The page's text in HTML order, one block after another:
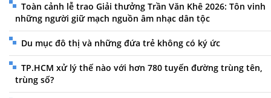
Toàn cảnh lễ trao Giải thưởng Trần Văn Khê 2026: Tôn vinh
những người giữ mạch nguồn âm nhạc dân tộc
Du mục đô thị và những đứa trẻ không có ký ức
TP.HCM xử lý thế nào với hơn 780 tuyến đường trùng tên,
trùng số?